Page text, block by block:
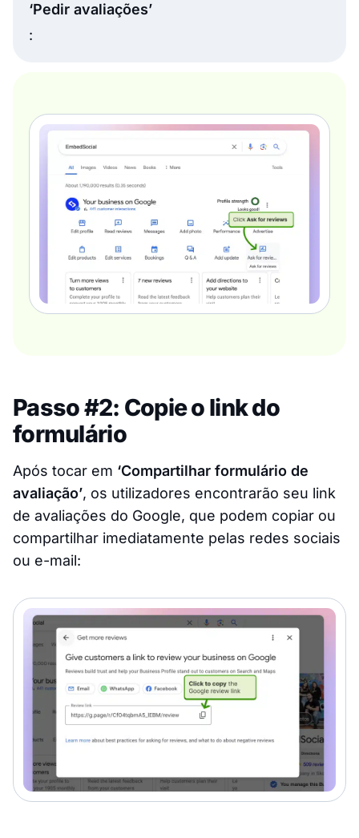
‘Pedir avaliações’
:
Passo #2: Copie o link do
formulário
Após tocar em ‘Compartilhar formulário de
avaliação’, os utilizadores encontrarão seu link
de avaliações do Google, que podem copiar ou
compartilhar imediatamente pelas redes sociais
ou e-mail: